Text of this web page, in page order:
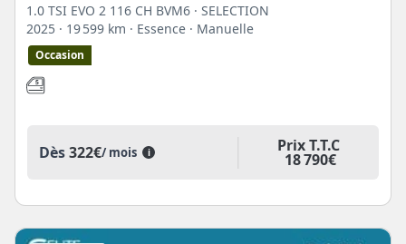
1.0 TSI EVO 2 116 CH BVM6 · SELECTION
2025 · 19 599 km · Essence · Manuelle
Occasion
Dès322€/ mois i Prix T.T.C
18 790€